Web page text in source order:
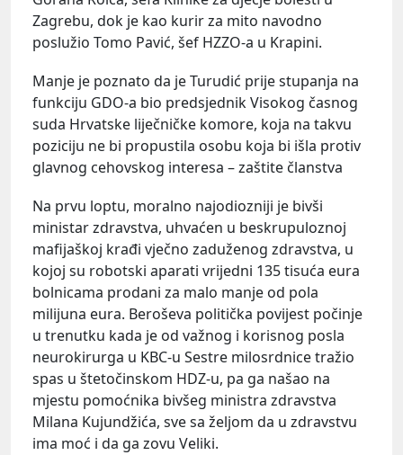
Zagrebu, dok je kao kurir za mito navodno
poslužio Tomo Pavić, šef HZZO-a u Krapini.
Manje je poznato da je Turudić prije stupanja na
funkciju GDO-a bio predsjednik Visokog časnog
suda Hrvatske liječničke komore, koja na takvu
poziciju ne bi propustila osobu koja bi išla protiv
glavnog cehovskog interesa – zaštite članstva
Na prvu loptu, moralno najodiozniji je bivši
ministar zdravstva, uhvaćen u beskrupuloznoj
mafijaškoj krađi vječno zaduženog zdravstva, u
kojoj su robotski aparati vrijedni 135 tisuća eura
bolnicama prodani za malo manje od pola
milijuna eura. Beroševa politička povijest počinje
u trenutku kada je od važnog i korisnog posla
neurokirurga u KBC-u Sestre milosrdnice tražio
spas u štetočinskom HDZ-u, pa ga našao na
mjestu pomoćnika bivšeg ministra zdravstva
Milana Kujundžića, sve sa željom da u zdravstvu
ima moć i da ga zovu Veliki.